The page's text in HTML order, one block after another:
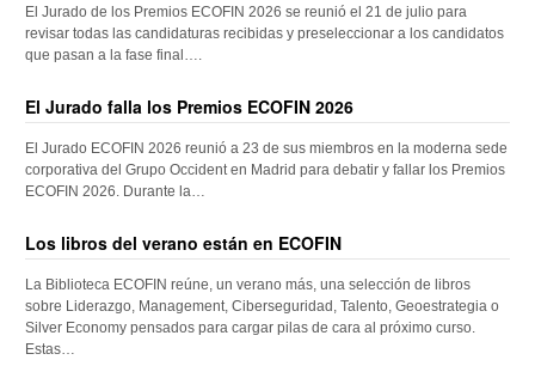
El Jurado de los Premios ECOFIN 2026 se reunió el 21 de julio para
revisar todas las candidaturas recibidas y preseleccionar a los candidatos
que pasan a la fase final….
El Jurado falla los Premios ECOFIN 2026
El Jurado ECOFIN 2026 reunió a 23 de sus miembros en la moderna sede
corporativa del Grupo Occident en Madrid para debatir y fallar los Premios
ECOFIN 2026. Durante la…
Los libros del verano están en ECOFIN
La Biblioteca ECOFIN reúne, un verano más, una selección de libros
sobre Liderazgo, Management, Ciberseguridad, Talento, Geoestrategia o
Silver Economy pensados para cargar pilas de cara al próximo curso.
Estas…